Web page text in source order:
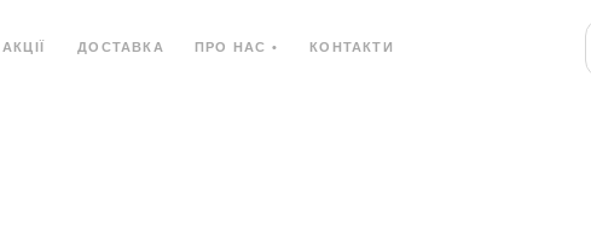
АКЦІЇ ДОСТАВКА ПРО НАС • КОНТАКТИ